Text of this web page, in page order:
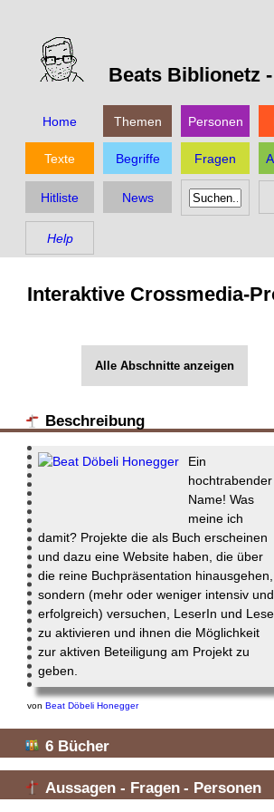
Beats Biblionetz -
Home Themen Personen
Texte Begriffe Fragen
Hitliste News
Help
Interaktive Crossmedia-
Alle Abschnitte anzeigen
Beschreibung
Ein
hochtrabender
Name! Was
meine ich
damit? Projekte die als Buch erscheinen
und dazu eine Website haben, die über
die reine Buchpräsentation hinausgehen,
sondern (mehr oder weniger intensiv und
erfolgreich) versuchen, LeserIn und
zu aktivieren und ihnen die Möglichkeit
zur aktiven Beteiligung am Projekt zu
geben.
von Beat Döbeli Honegger
6 Bücher
Aussagen - Fragen - Personen